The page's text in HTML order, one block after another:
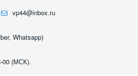
vp44@inbox.ru
Whatsapp)
00 (МСК).